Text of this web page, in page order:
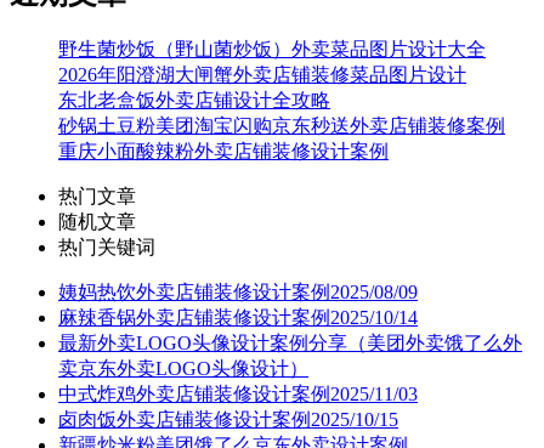
野生菌炒饭（野山菌炒饭）外卖菜品图片设计大全
2026年阳澄湖大闸蟹外卖店铺装修菜品图片设计
东北老盒饭外卖店铺设计全攻略
砂锅土豆粉美团淘宝闪购京东秒送外卖店铺装修案例
重庆小面酸辣粉外卖店铺装修设计案例
热门文章
随机文章
热门关键词
姨妈热饮外卖店铺装修设计案例2025/08/09
麻辣香锅外卖店铺装修设计案例2025/10/14
最新外卖LOGO头像设计案例分享（美团外卖饿了么外
卖京东外卖LOGO头像设计）
中式炸鸡外卖店铺装修设计案例2025/11/03
卤肉饭外卖店铺装修设计案例2025/10/15